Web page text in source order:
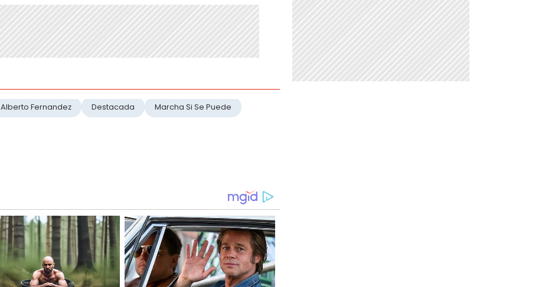
Alberto Fernandez Destacada
Marcha Si Se Puede